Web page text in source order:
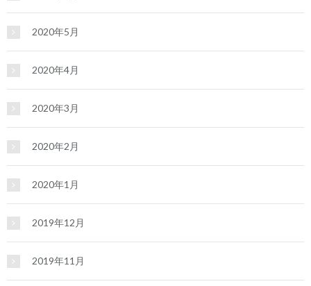
2020年5月
2020年4月
2020年3月
2020年2月
2020年1月
2019年12月
2019年11月